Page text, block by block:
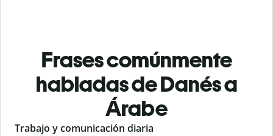
Frases comúnmente
habladas de Danés a
Árabe
Slide 1 of 6
Trabajo y comunicación diaria